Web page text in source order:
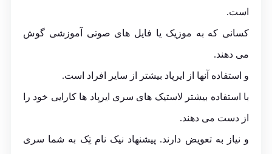
است.
کسانی که به موزیک یا فایل های صوتی آموزشی گوش
می دهند.
و استفاده آنها از ایرپاد بیشتر از سایر افراد است.
با استفاده بیشتر لاستیک های سری ایرپاد ها کارایی خود را
از دست می دهند.
و نیاز به تعویض دارند. پیشنهاد نیک نام تِک به شما سری